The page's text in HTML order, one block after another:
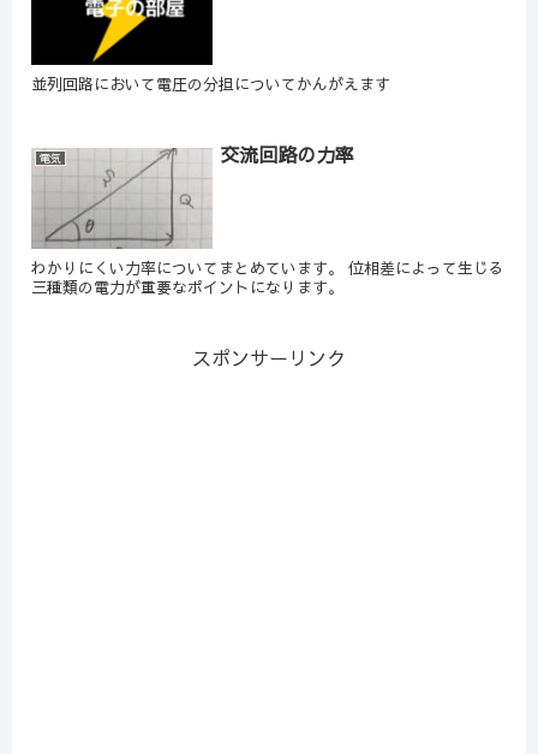
並列回路において電圧の分担についてかんがえます
電気 交流回路の力率
わかりにくい力率についてまとめています。 位相差によって生じる
三種類の電力が重要なポイントになります。
スポンサーリンク